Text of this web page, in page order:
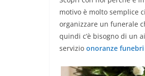
motivo è molto semplice
organizzare un funerale
quindi c’è bisogno di un
servizio onoranze